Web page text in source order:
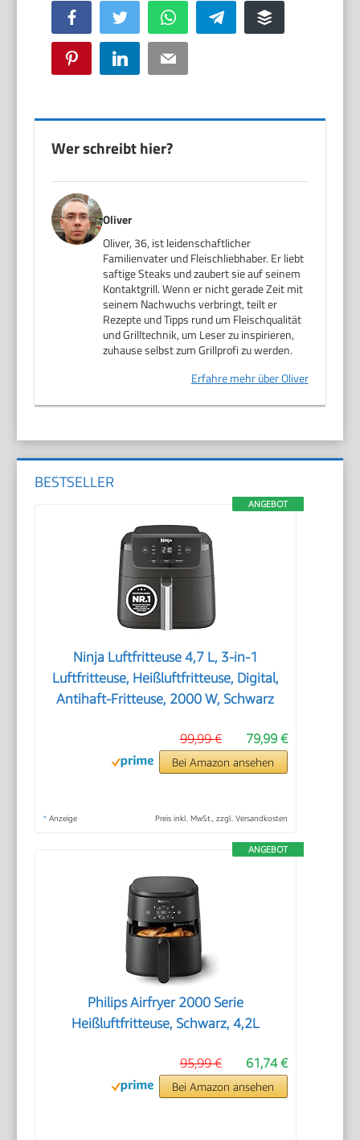
Facebook Twitter WhatsApp Telegram Buffer
Pinterest LinkedIn Email
Wer schreibt hier?
Oliver
Oliver, 36, ist leidenschaftlicher
Familienvater und Fleischliebhaber. Er liebt
saftige Steaks und zaubert sie auf seinem
Kontaktgrill. Wenn er nicht gerade Zeit mit
seinem Nachwuchs verbringt, teilt er
Rezepte und Tipps rund um Fleischqualität
und Grilltechnik, um Leser zu inspirieren,
zuhause selbst zum Grillprofi zu werden.
Erfahre mehr über Oliver
BESTSELLER
ANGEBOT
Ninja Luftfritteuse 4,7 L, 3-in-1
Luftfritteuse, Heißluftfritteuse, Digital,
Antihaft-Fritteuse, 2000 W, Schwarz
79,99 €
99,99 €
Bei Amazon ansehen
* Anzeige Preis inkl. MwSt., zzgl. Versandkosten
ANGEBOT
Philips Airfryer 2000 Serie
Heißluftfritteuse, Schwarz, 4,2L
61,74 €
95,99 €
Bei Amazon ansehen